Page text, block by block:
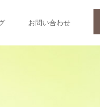
お問い合わせ